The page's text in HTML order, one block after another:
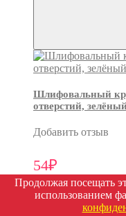
Шлифовальный
отверстий,
Добавить отзыв
54₽
Продолжая посещать
использованием